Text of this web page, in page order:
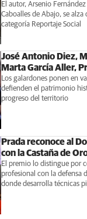
El autor, Arsenio
Caboalles de Abajo, se
categoría Reportaje Social
José Antonio Diez,
Marta García Aller,
Los galardones ponen en
defienden el patrimonio
progreso del territorio
Prada reconoce al
con la Castaña de
El premio lo distingue por
profesional con la defensa
donde desarrolla técnicas